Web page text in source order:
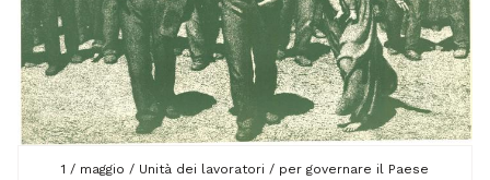
1 / maggio / Unità dei lavoratori / per governare il Paese